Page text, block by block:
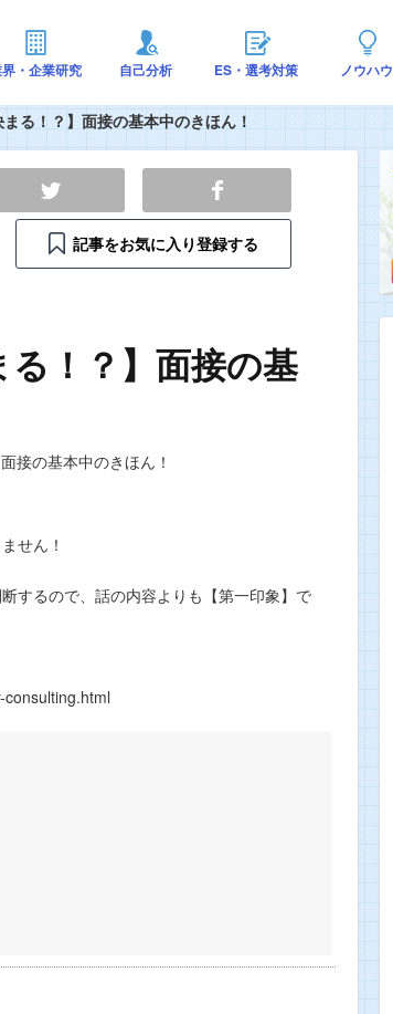
・企業研究 自己分析 ES・選考対策 ノウハウ
まる！？】面接の基本中のきほん！
記事をお気に入り登録する
る！？】面接の基
せん！
するので、話の内容よりも【第一印象】で